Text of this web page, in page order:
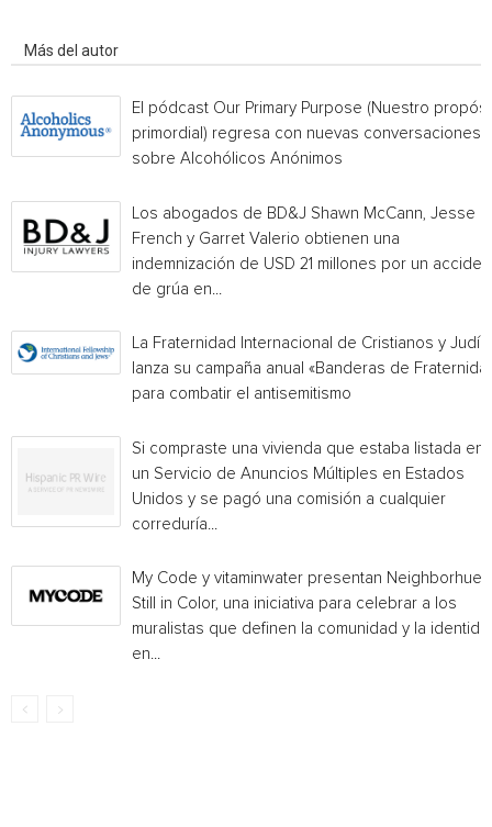
Más del autor
El pódcast Our Primary Purpose (Nuestro
primordial) regresa con nuevas conversaciones
sobre Alcohólicos Anónimos
Los abogados de BD&J Shawn McCann, Jesse
French y Garret Valerio obtienen una
indemnización de USD 21 millones por un
de grúa en...
La Fraternidad Internacional de Cristianos y
lanza su campaña anual «Banderas de
para combatir el antisemitismo
Si compraste una vivienda que estaba listada en
un Servicio de Anuncios Múltiples en Estados
Unidos y se pagó una comisión a cualquier
correduría...
My Code y vitaminwater presentan Neighborhue:
Still in Color, una iniciativa para celebrar a los
muralistas que definen la comunidad y la
en...